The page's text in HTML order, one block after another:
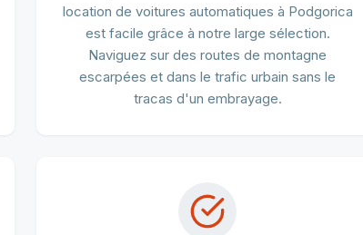
location de voitures automatiques à Podgorica
est facile grâce à notre large sélection.
Naviguez sur des routes de montagne
escarpées et dans le trafic urbain sans le
tracas d'un embrayage.